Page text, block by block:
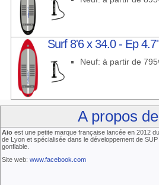
Surf 8'6 x 34.0 - Ep
Neuf: à partir de
A propos
Aio est une petite marque française lancée en 2012
de Lyon et spécialisée dans le développement de SUP
gonflable.
Site web: www.facebook.com